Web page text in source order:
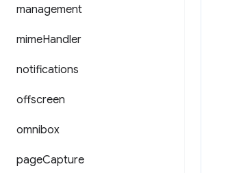
management
mimeHandler
notifications
offscreen
omnibox
pageCapture